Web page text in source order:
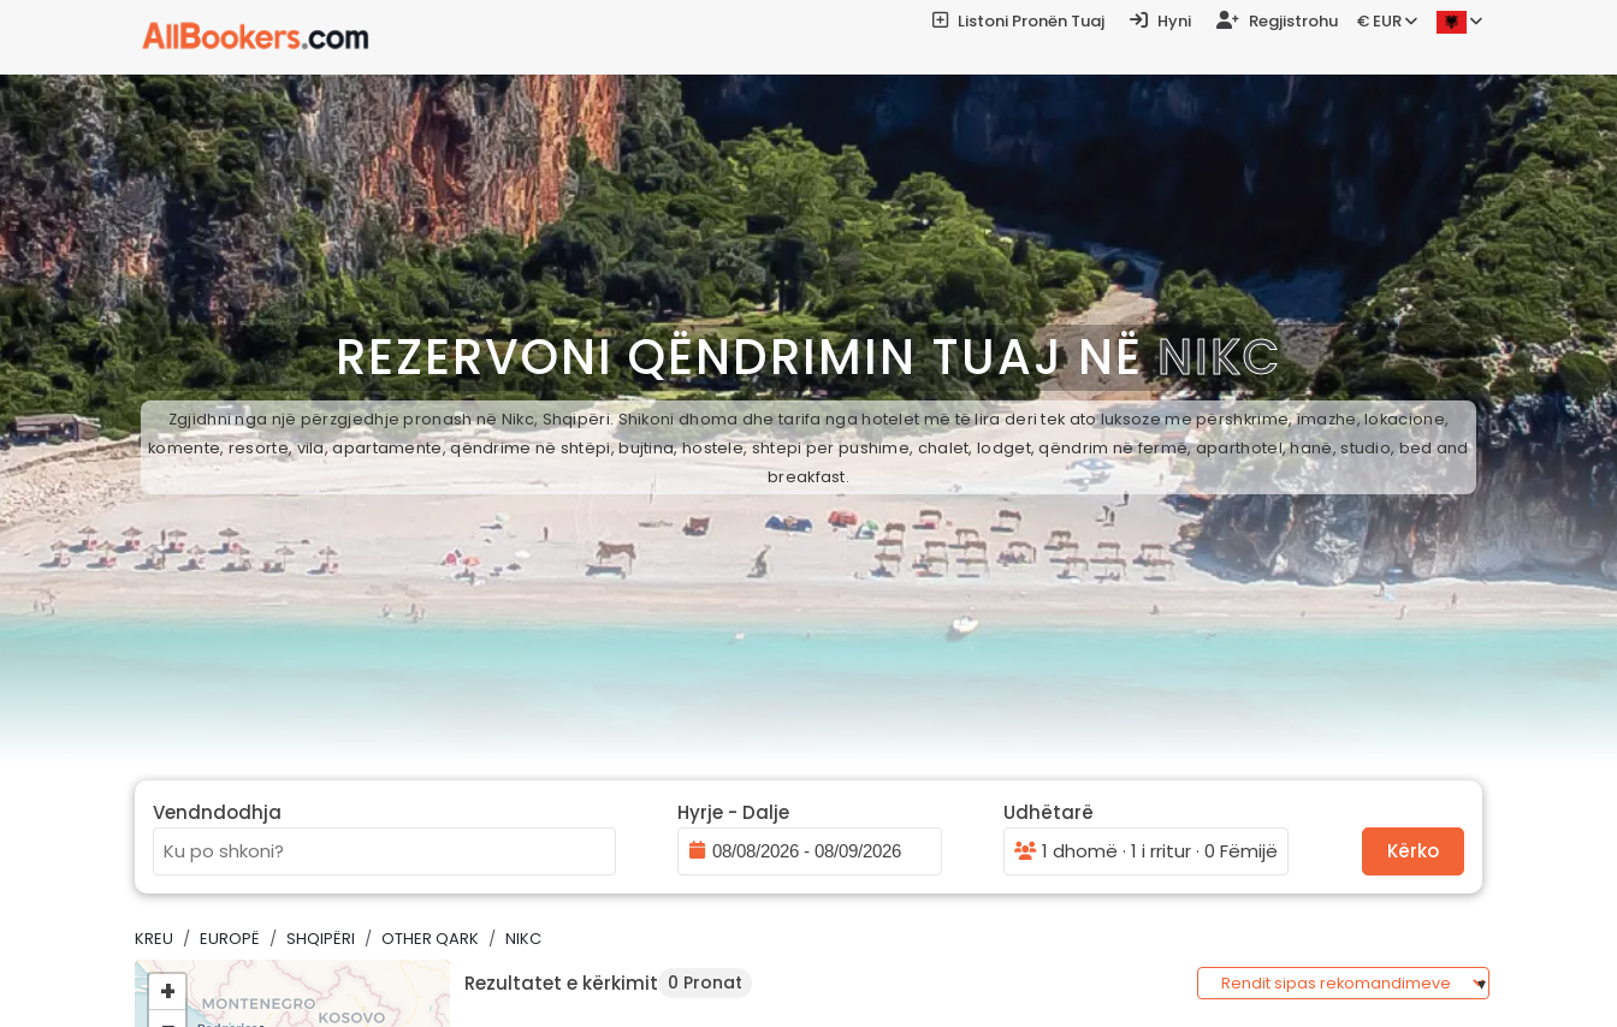
Listoni Pronën Tuaj Hyni Regjistrohu € EUR
REZERVONI QËNDRIMIN TUAJ NËNIKC
Zgjidhni nga një përzgjedhje pronash në Nikc, Shqipëri. Shikoni dhoma dhe tarifa nga hotelet më të lira deri tek ato luksoze me përshkrime, imazhe, lokacione,
komente, resorte, vila, apartamente, qëndrime në shtëpi, bujtina, hostele, shtepi per pushime, chalet, lodget, qëndrim në fermë, aparthotel, hanë, studio, bed and
breakfast.
Vendndodhja Hyrje - Dalje
Udhëtarë
1 dhomë · 1 i rritur · 0 Fëmijë
Kërko
KREU EUROPË SHQIPËRI OTHER QARK NIKC
+
Rezultatet e kërkimit 0 Pronat